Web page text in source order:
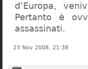
d’Europa,
Pertanto è
assassinati.
23 Nov 2008, 21:38